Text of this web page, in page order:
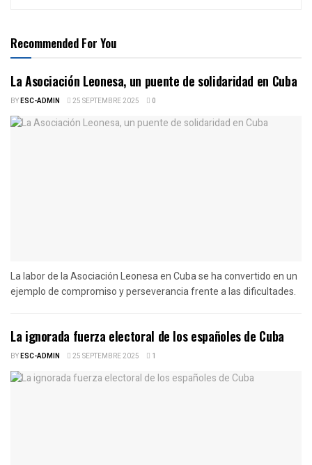
Recommended For You
La Asociación Leonesa, un puente de solidaridad en Cuba
BYESC-ADMIN 25 SEPTEMBRE 2025 0
La labor de la Asociación Leonesa en Cuba se ha convertido en un
ejemplo de compromiso y perseverancia frente a las dificultades.
La ignorada fuerza electoral de los españoles de Cuba
BYESC-ADMIN 25 SEPTEMBRE 2025 1